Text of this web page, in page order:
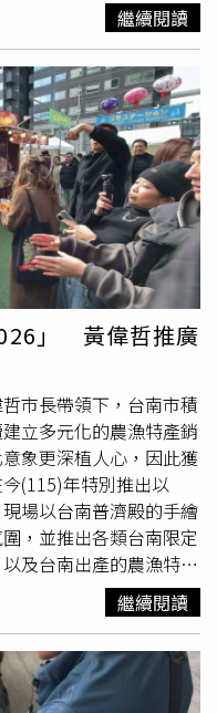
異。打完後要將小人衣
小人的舊鞋，也不宜再
術咒詛原理，這也是一
，所以打小人這個行
個宣洩機會，是一個在
緒的方式。
「生存考驗」，談及這
時期的單純友誼，轉化
學時還會介意彼此是否
最真實的功課。團員感
社會的生涯與經濟焦
。」這種從夢幻泡泡回
心命題。談及文案中坦
背後的狼狽瞬間，主唱
出是件值得驕傲的事，
中「超雷」的組員；吉
想兼顧正職與音樂，卻
決定置之死地而後生，
後的生存考驗。（圖／
業憧憬的幻滅感也極
的健康犧牲與生計壓
樂團圈格格不入，笑
的主唱！」鼓手阿傑則
卻發現曾經珍視的關係
享，原以為長大像
的徒步，「我跟小時候
今仍不知道該如何抵
樂人而言不僅是心境上
目前樂團還無法完全維
求生，Adam、阿傑與
，婉鈴則在平日努力實
期只需要應付學業，我
繼續閱讀
」 黃偉哲推廣
市長帶領下，台南市積
立多元化的農漁特產銷
象更深植人心，因此獲
(115)年特別推出以
現場以台南普濟殿的手繪
，並推出各類台南限定
及台南出產的農漁特產
台南伴手禮，如貝加貳
率團前往位在福岡天神
南市府提供）黃偉哲
題策畫這次的活動，很
繼續閱讀